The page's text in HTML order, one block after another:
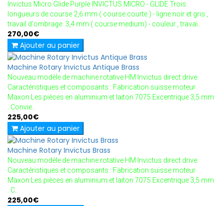
Invictus Micro Glide Purple INVICTUS MICRO - GLIDE Trois
longueurs de course 2,6 mm ( course courte ) - ligne noir et gris ,
travail d'ombrage. 3,4 mm ( course medium) - couleur , travai..
270,00€
Ajouter au panier
Machine Rotary Invictus Antique Brass
Nouveau modèle de machine rotative HM Invictus direct drive.
Caractéristiques et composants : Fabrication suisse moteur
Maxon Les pièces en aluminium et laiton 7075 Excentrique 3,5 mm
. Convie..
225,00€
Ajouter au panier
Machine Rotary Invictus Brass
Nouveau modèle de machine rotative HM Invictus direct drive.
Caractéristiques et composants : Fabrication suisse moteur
Maxon Les pièces en aluminium et laiton 7075 Excentrique 3,5 mm
. C..
225,00€